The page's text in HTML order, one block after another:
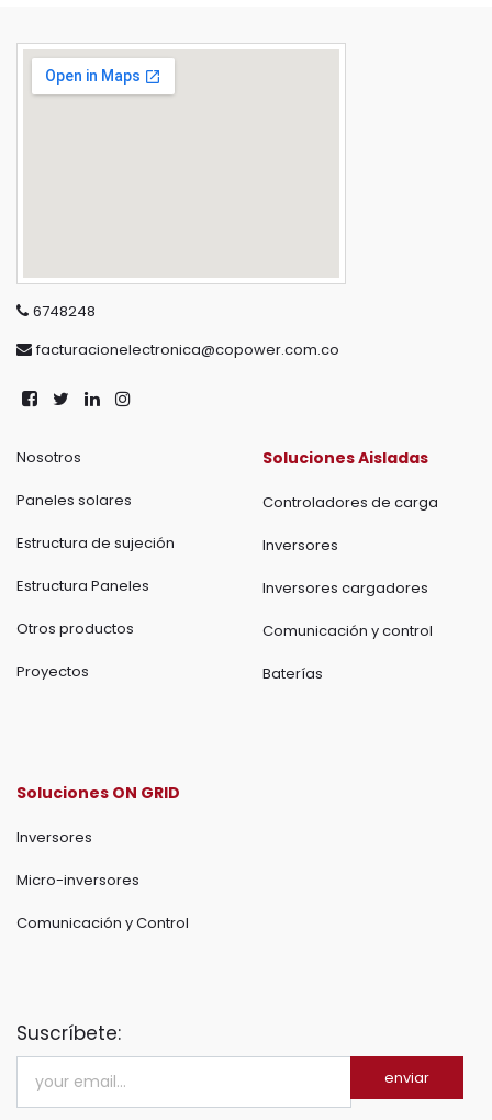
6748248
facturacionelectronica@copower.com.co
Nosotros
Paneles solares
Estructura de sujeción
Estructura Paneles
Otros productos
Proyectos
Soluciones Aisladas
Controladores de carga
Inversores
Inversores cargadores
Comunicación y control
Baterías
Soluciones ON GRID
Inversores
Micro-inversores
Comunicación y Control
Suscríbete:
enviar